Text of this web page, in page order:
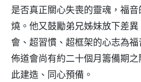
是否真正關心失喪的靈魂，福
燒。他又鼓勵弟兄姊妹放下差
會、超習慣、超框架的心志為
佈道會尚有約二十個月籌備期
此建造、同心預備。